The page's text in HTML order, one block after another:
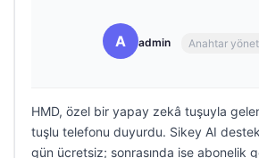
A admin Anahtar
HMD, özel bir yapay zekâ tuşuyla
tuşlu telefonu duyurdu. Sikey AI
gün ücretsiz; sonrasında ise abonelik